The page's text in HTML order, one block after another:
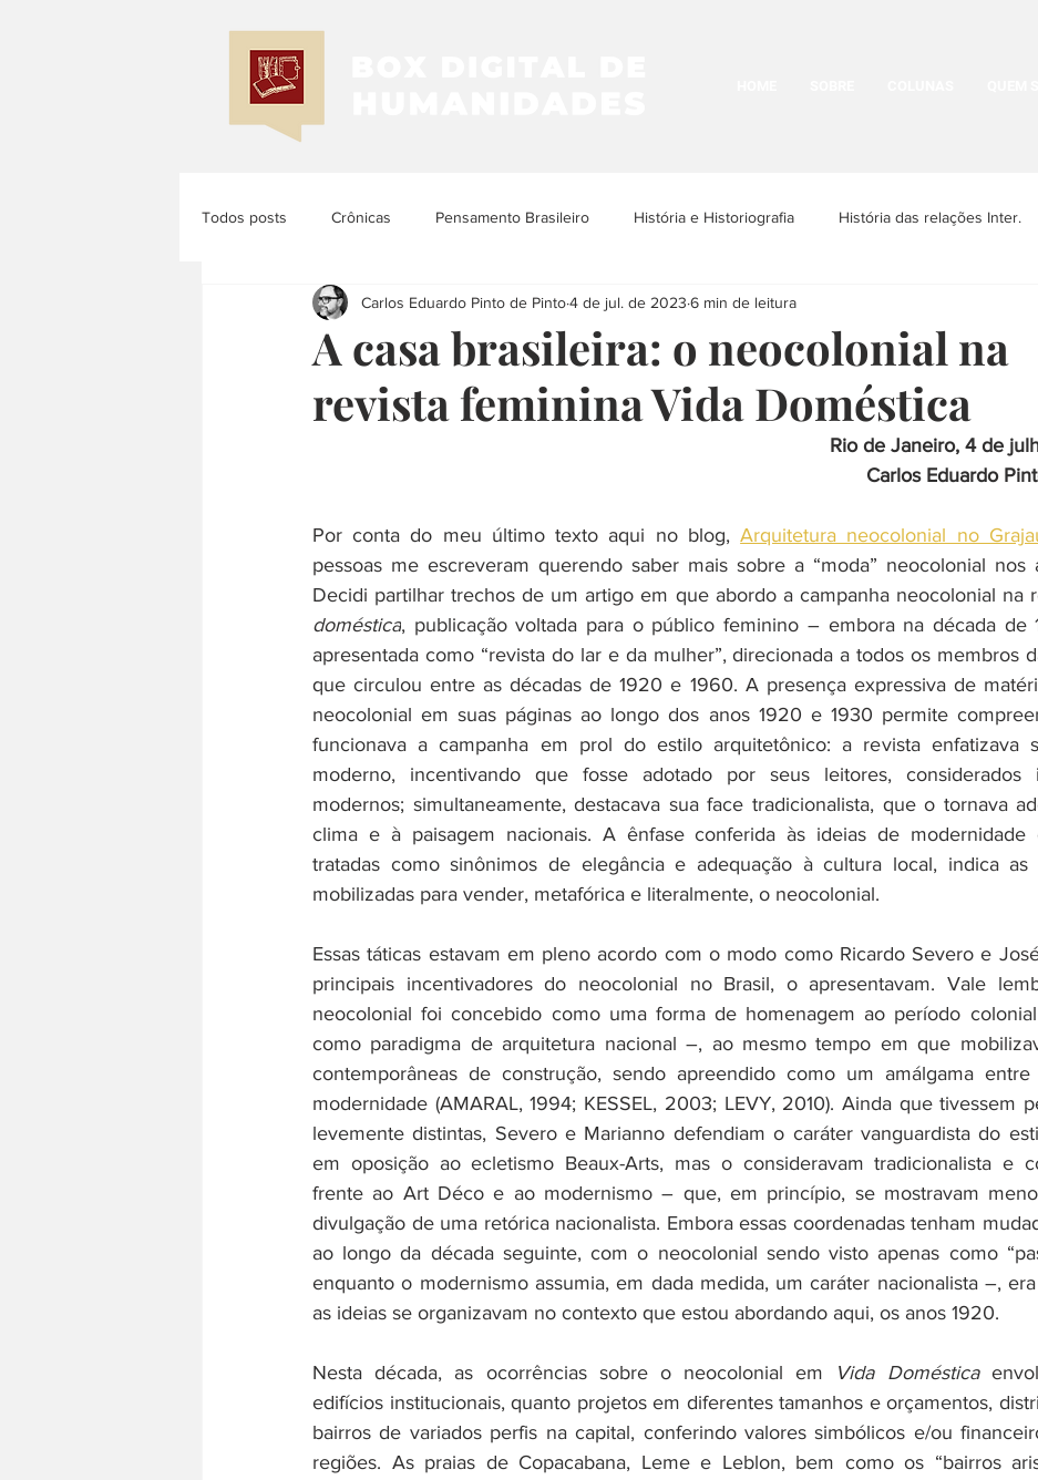
Todos posts Crônicas Pensamento Brasileiro História e Historiografia História das relações Inter.
Memória e História História dos Povos Indígenas História e Cultura LGBTQIA+
História das Mulheres e dos Femi... História Urbana História das Religiões História das Imagens
História da arte
História do trabalho Literatura
A casa brasileira: o neocolonial na
revista feminina Vida Doméstica
Carlos Eduardo Pinto de Pinto4 de jul. de 2023 6 min de leitura
Rio de Janeiro, 4 de
Carlos Eduardo
Por conta do meu último texto aqui no blog, Arquitetura neocolonial no
pessoas me escreveram querendo saber mais sobre a “moda” neocolonial nos
Decidi partilhar trechos de um artigo em que abordo a campanha neocolonial na
doméstica, publicação voltada para o público feminino – embora na década de
apresentada como “revista do lar e da mulher”, direcionada a todos os membros
que circulou entre as décadas de 1920 e 1960. A presença expressiva de
neocolonial em suas páginas ao longo dos anos 1920 e 1930 permite
funcionava a campanha em prol do estilo arquitetônico: a revista enfatizava
moderno, incentivando que fosse adotado por seus leitores, considerados
modernos; simultaneamente, destacava sua face tradicionalista, que o tornava
clima e à paisagem nacionais. A ênfase conferida às ideias de modernidade
tratadas como sinônimos de elegância e adequação à cultura local, indica as
mobilizadas para vender, metafórica e literalmente, o neocolonial.
Essas táticas estavam em pleno acordo com o modo como Ricardo Severo e
principais incentivadores do neocolonial no Brasil, o apresentavam. Vale
neocolonial foi concebido como uma forma de homenagem ao período
como paradigma de arquitetura nacional –, ao mesmo tempo em que
contemporâneas de construção, sendo apreendido como um amálgama
modernidade (AMARAL, 1994; KESSEL, 2003; LEVY, 2010). Ainda que tivessem
levemente distintas, Severo e Marianno defendiam o caráter vanguardista do
em oposição ao ecletismo Beaux-Arts, mas o consideravam tradicionalista e
frente ao Art Déco e ao modernismo – que, em princípio, se mostravam
divulgação de uma retórica nacionalista. Embora essas coordenadas tenham
ao longo da década seguinte, com o neocolonial sendo visto apenas como
enquanto o modernismo assumia, em dada medida, um caráter nacionalista –,
as ideias se organizavam no contexto que estou abordando aqui, os anos 1920.
Nesta década, as ocorrências sobre o neocolonial em Vida Doméstica
edifícios institucionais, quanto projetos em diferentes tamanhos e orçamentos,
bairros de variados perfis na capital, conferindo valores simbólicos e/ou
regiões. As praias de Copacabana, Leme e Leblon, bem como os “bairros